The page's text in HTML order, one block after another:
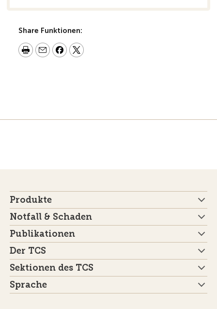
Share Funktionen:
Produkte
Notfall & Schaden
Publikationen
Der TCS
Sektionen des TCS
Sprache